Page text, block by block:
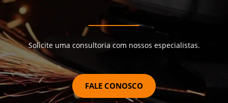
Solicite uma consultoria com nossos especialistas.
FALE CONOSCO